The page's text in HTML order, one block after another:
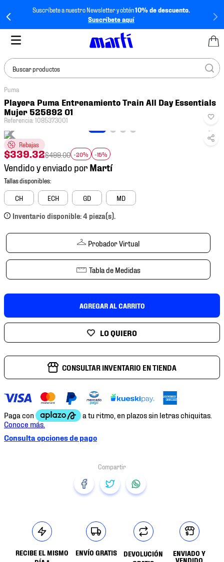
Suscríbete a nuestro Newsletter y obtén10% de descuento.
Suscríbete aquí
Buscar productos
Puma
Playera Puma Entrenamiento Train All Day Essentials
Mujer 525892 01
Referencia:1085373001
Rebajas
$339.32$499.00 -20% -15%
Vendido y enviado por
CH ECH GD MD
Inventario disponible: 4 pieza(s).
Probador Virtual
Tabla de Medidas
AGREGAR AL CARRITO
CONSULTAR INVENTARIO EN TIENDA
Consulta opciones de pago
RECIBE EL MISMO
ENVÍO GRATIS
DEVOLUCIÓN
ENVIADO Y
VENDIDO
TÉRMINOS MÁS
BUSCADOS
1.
tenis mujer
2.
tenis hombre
3.
tenis
4
tenis futbol
jersey
6.
mochila
10. tenis nike